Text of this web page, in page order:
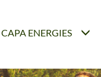
CAPA ENERGIES